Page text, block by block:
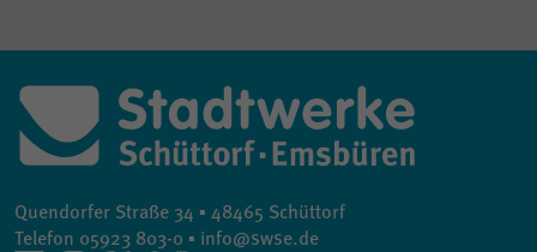
Quendorfer Straße 34 ▪ 48465 Schüttorf
Telefon 05923 803-0 ▪ info@swse.de